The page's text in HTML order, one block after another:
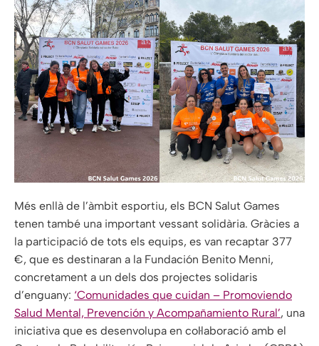
Més enllà de l’àmbit esportiu, els BCN Salut Games
tenen també una important vessant solidària. Gràcies a
la participació de tots els equips, es van recaptar 377
€, que es destinaran a la Fundación Benito Menni,
concretament a un dels dos projectes solidaris
d’enguany: ‘Comunidades que cuidan – Promoviendo
Salud Mental, Prevención y Acompañamiento Rural’, una
iniciativa que es desenvolupa en col·laboració amb el